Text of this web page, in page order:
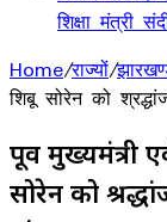
शिक्षा मंत्री
Home/राज्यों/
शिबू सोरेन को
पूर्व मुख्यमंत्री
सोरेन को